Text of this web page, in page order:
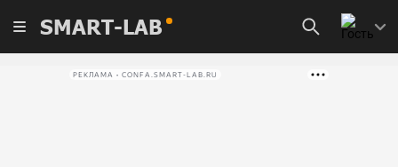
SMART-LAB
РЕКЛАМА • CONFA.SMART-LAB.RU